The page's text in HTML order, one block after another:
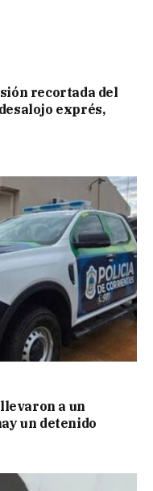
recortada del
exprés,
a un
un detenido